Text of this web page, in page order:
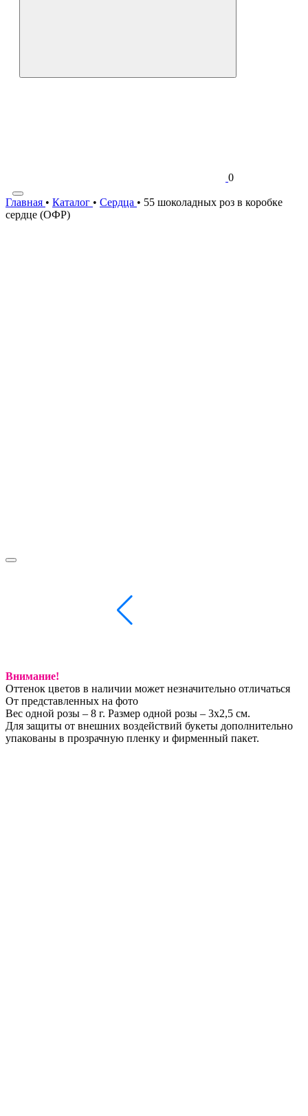
0
Главная • Каталог • Сердца • 55 шоколадных роз в коробке
сердце (ОФР)
Внимание!
Оттенок цветов в наличии может незначительно отличаться
От представленных на фото
Вес одной розы – 8 г. Размер одной розы – 3х2,5 см.
Для защиты от внешних воздействий букеты дополнительно
упакованы в прозрачную пленку и фирменный пакет.